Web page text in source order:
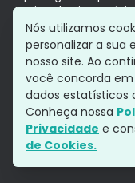
Aqui, tudo vira
com a credibilidade
Grupo Aratu
Siga-nos
Nós utilizamos
personalizar a sua
nosso site. Ao
você concorda
dados estatísticos
Conheça nossa
Privacidade e
de Cookies.